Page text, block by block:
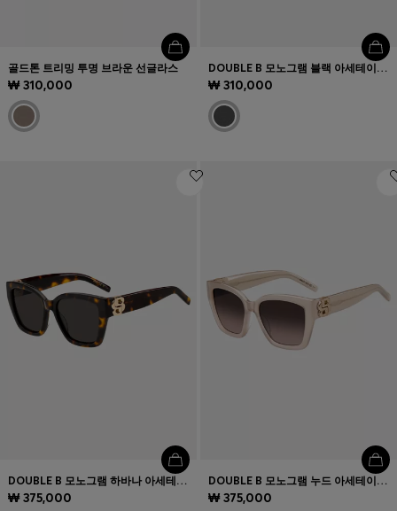
골드톤 트리밍 투명 브라운 선글라스
₩ 310,000
DOUBLE B 모노그램 블랙 아세테이트 안경테
₩ 310,000
DOUBLE B 모노그램 하바나 아세테이트 선글라스
₩ 375,000
DOUBLE B 모노그램 누드 아세테이트 선글라스
₩ 375,000